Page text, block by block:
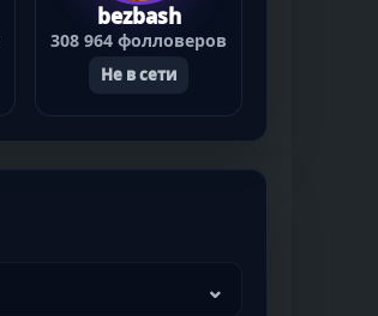
bezbash
308 964 фолловеров
Не в сети